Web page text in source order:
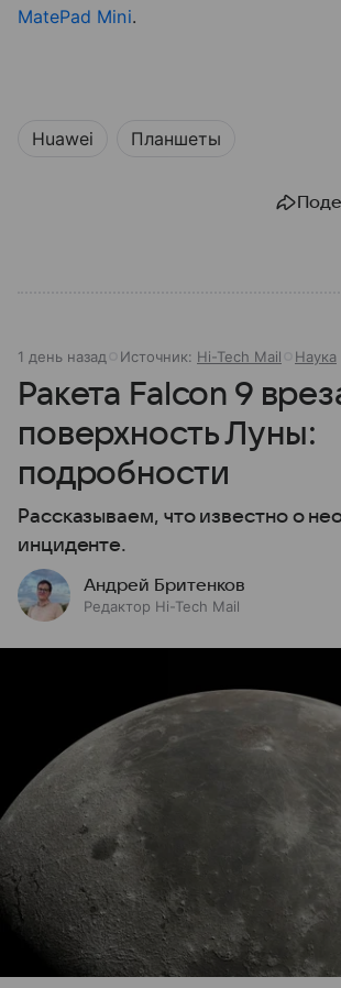
MatePad Mini.
Huawei Планшеты
1 день назад Источник: Hi-Tech Mail Наука
Ракета Falcon 9
поверхность Луны:
подробности
Рассказываем, что известно о
инциденте.
Андрей Бритенков
Редактор Hi-Tech Mail